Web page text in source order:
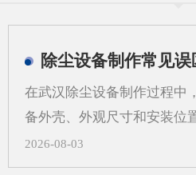
在武汉除尘设备制作过程中
备外壳、外观尺寸和安装位
过滤方式、管道走向等系统
看似推进很快，实际却容易
2026-08-03